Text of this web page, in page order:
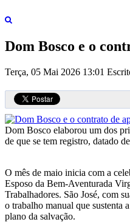
Dom Bosco e o
Terça, 05 Mai 2026 13:01
Dom Bosco elaborou um dos
de que se tem registro, datado
O mês de maio inicia com a
Esposo da Bem-Aventurada
Trabalhadores. São José, com
o trabalho manual que sustenta
plano da salvação.